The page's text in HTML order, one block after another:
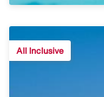
All Inclusive